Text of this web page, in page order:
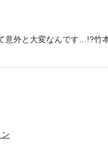
意外と大変なんです…!?竹